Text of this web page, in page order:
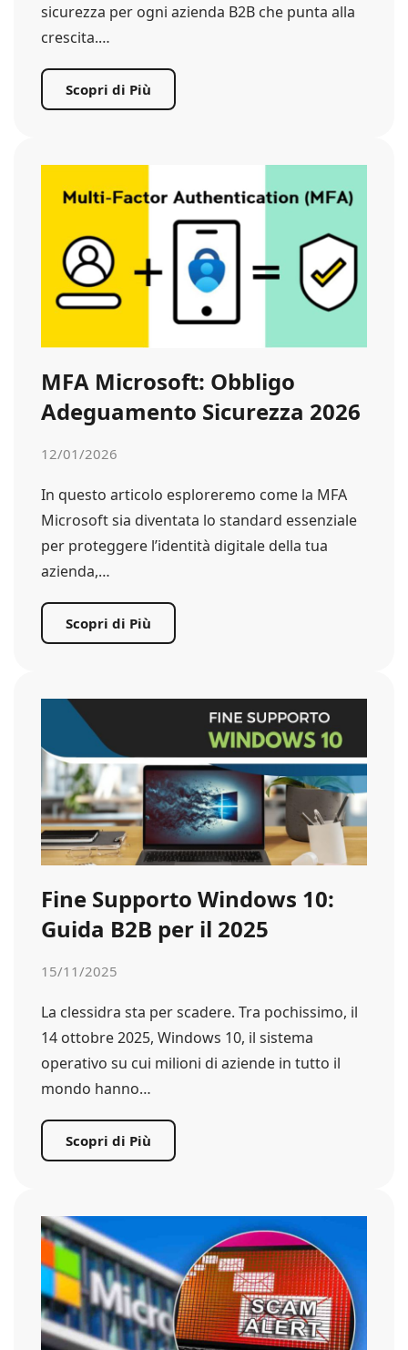
sicurezza per ogni azienda B2B che punta alla
crescita.…
Scopri di Più
MFA Microsoft: Obbligo
Adeguamento Sicurezza 2026
12/01/2026
In questo articolo esploreremo come la MFA
Microsoft sia diventata lo standard essenziale
per proteggere l’identità digitale della tua
azienda,…
Scopri di Più
Fine Supporto Windows 10:
Guida B2B per il 2025
15/11/2025
La clessidra sta per scadere. Tra pochissimo, il
14 ottobre 2025, Windows 10, il sistema
operativo su cui milioni di aziende in tutto il
mondo hanno…
Scopri di Più